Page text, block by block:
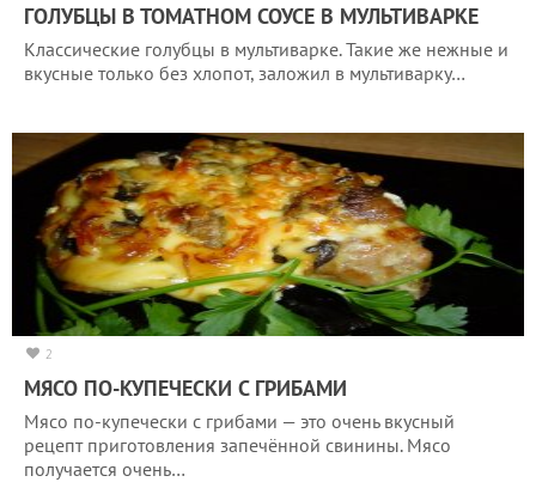
ГОЛУБЦЫ В ТОМАТНОМ СОУСЕ В МУЛЬТИВАРКЕ
Классические голубцы в мультиварке. Такие же нежные и
вкусные только без хлопот, заложил в мультиварку…
2
МЯСО ПО-КУПЕЧЕСКИ С ГРИБАМИ
Мясо по-купечески с грибами — это очень вкусный
рецепт приготовления запечённой свинины. Мясо
получается очень…